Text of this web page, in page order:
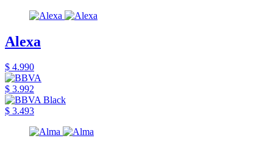
Alexa
$ 4.990
$ 3.992
$ 3.493